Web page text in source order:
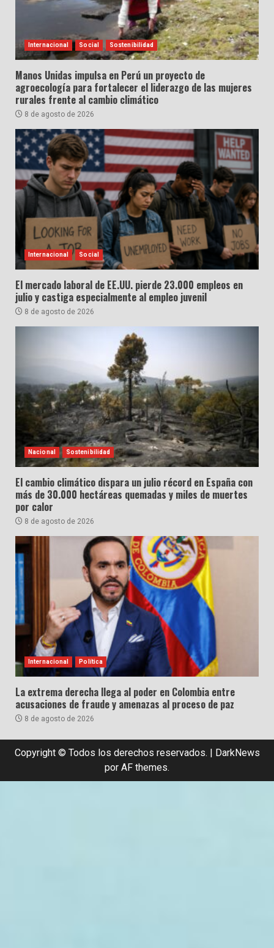
Internacional Social Sostenibilidad
Manos Unidas impulsa en Perú un proyecto de
agroecología para fortalecer el liderazgo de las mujeres
rurales frente al cambio climático
8 de agosto de 2026
Internacional Social
El mercado laboral de EE.UU. pierde 23.000 empleos en
julio y castiga especialmente al empleo juvenil
8 de agosto de 2026
Nacional Sostenibilidad
El cambio climático dispara un julio récord en España con
más de 30.000 hectáreas quemadas y miles de muertes
por calor
8 de agosto de 2026
Internacional Política
La extrema derecha llega al poder en Colombia entre
acusaciones de fraude y amenazas al proceso de paz
8 de agosto de 2026
Copyright © Todos los derechos reservados. | DarkNews
por AF themes.